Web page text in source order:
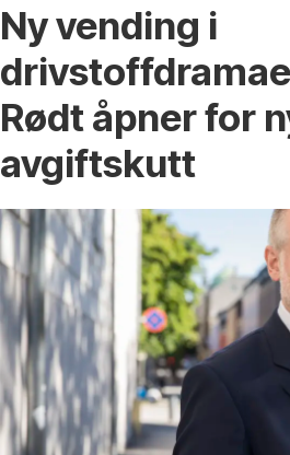
Ny vending i
Rødt åpner for
avgiftskutt